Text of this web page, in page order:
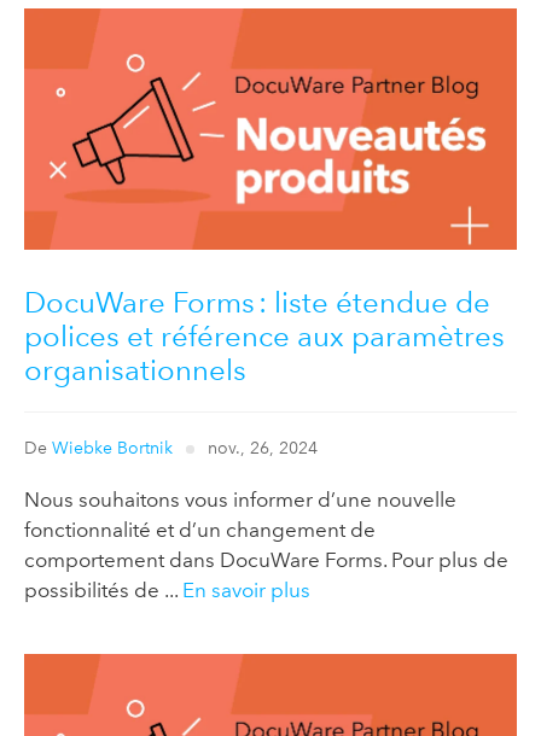
DocuWare Forms : liste étendue de
polices et référence aux paramètres
organisationnels
De Wiebke Bortnik nov., 26, 2024
Nous souhaitons vous informer d’une nouvelle
fonctionnalité et d’un changement de
comportement dans DocuWare Forms. Pour plus de
possibilités de ... En savoir plus